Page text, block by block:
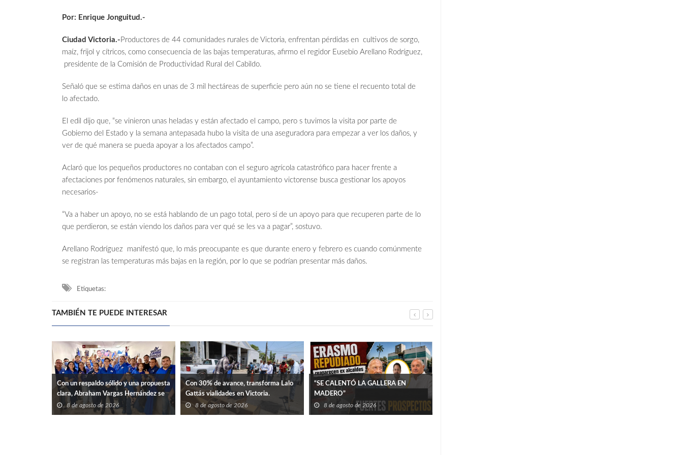
Por: Enrique Jonguitud.-
Ciudad Victoria.- Productores de 44 comunidades rurales de Victoria, enfrentan pérdidas en cultivos de sorgo,
maíz, frijol y cítricos, como consecuencia de las bajas temperaturas, afirmo el regidor Eusebio Arellano Rodríguez,
presidente de la Comisión de Productividad Rural del Cabildo.
Señaló que se estima daños en unas de 3 mil hectáreas de superficie pero aún no se tiene el recuento total de
lo afectado.
El edil dijo que, “se vinieron unas heladas y están afectado el campo, pero s tuvimos la visita por parte de
Gobierno del Estado y la semana antepasada hubo la visita de una aseguradora para empezar a ver los daños, y
ver de qué manera se pueda apoyar a los afectados campo”.
Aclaró que los pequeños productores no contaban con el seguro agrícola catastrófico para hacer frente a
afectaciones por fenómenos naturales, sin embargo, el ayuntamiento victorense busca gestionar los apoyos
necesarios-
“Va a haber un apoyo, no se está hablando de un pago total, pero sí de un apoyo para que recuperen parte de lo
que perdieron, se están viendo los daños para ver qué se les va a pagar”, sostuvo.
Arellano Rodríguez manifestó que, lo más preocupante es que durante enero y febrero es cuando comúnmente
se registran las temperaturas más bajas en la región, por lo que se podrían presentar más daños.
Etiquetas:
TAMBIÉN TE PUEDE INTERESAR
Con un respaldo sólido y una propuesta
clara, Abraham Vargas Hernández se
perfila como una opción renovadora
para liderar el SNTISSSTE en
8 de agosto de 2026
Con 30% de avance, transforma Lalo
Gattás vialidades en Victoria.
8 de agosto de 2026
“SE CALENTÓ LA GALLERA EN
MADERO”
8 de agosto de 2026